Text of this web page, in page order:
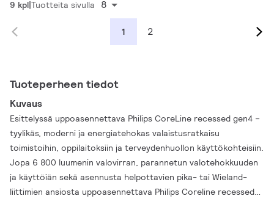
9 kpl Tuotteita sivulla 8
1 2
Tuoteperheen tiedot
Kuvaus
Esittelyssä uppoasennettava Philips CoreLine recessed gen4 –
tyylikäs, moderni ja energiatehokas valaistusratkaisu
toimistoihin, oppilaitoksiin ja terveydenhuollon käyttökohteisiin.
Jopa 6 800 luumenin valovirran, parannetun valotehokkuuden
ja käyttöiän sekä asennusta helpottavien pika- tai Wieland-
liittimien ansiosta uppoasennettava Philips Coreline recessed